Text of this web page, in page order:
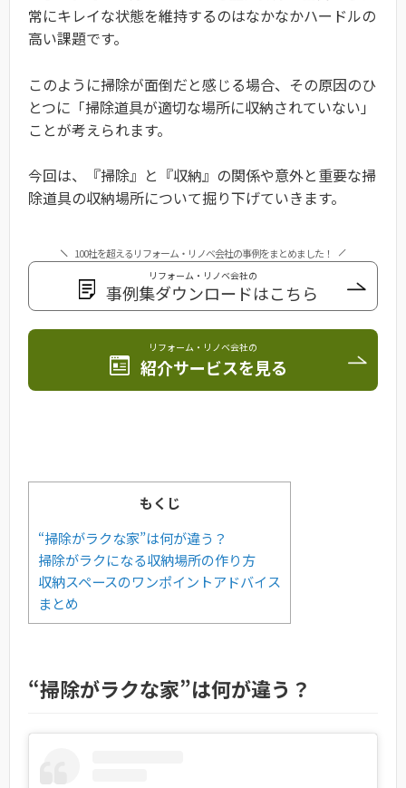
常にキレイな状態を維持するのはなかなかハードルの
高い課題です。
このように掃除が面倒だと感じる場合、その原因のひ
とつに「掃除道具が適切な場所に収納されていない」
ことが考えられます。
今回は、『掃除』と『収納』の関係や意外と重要な掃
除道具の収納場所について掘り下げていきます。
100社を超えるリフォーム・リノベ会社の事例をまとめました！
リフォーム・リノベ会社の
事例集ダウンロードはこちら
リフォーム・リノベ会社の
紹介サービスを見る
もくじ
“掃除がラクな家”は何が違う？
掃除がラクになる収納場所の作り方
収納スペースのワンポイントアドバイス
まとめ
“掃除がラクな家”は何が違う？